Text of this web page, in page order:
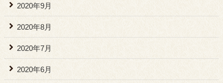
2020年9月
2020年8月
2020年7月
2020年6月